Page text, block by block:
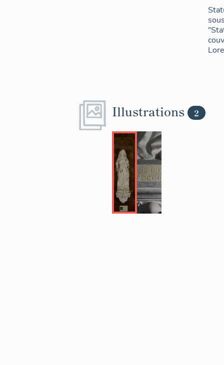
Illustrations 2